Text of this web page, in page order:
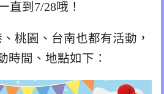
直到7/28哦！
桃園、台南也都有活動，
時間、地點如下：